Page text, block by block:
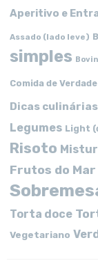
Aperitivo e
Assado (lado leve)
simples
Comida de Verdade
Dicas culinárias
Legumes Light
Risoto
Frutos do Mar
Torta doce
Vegetariano